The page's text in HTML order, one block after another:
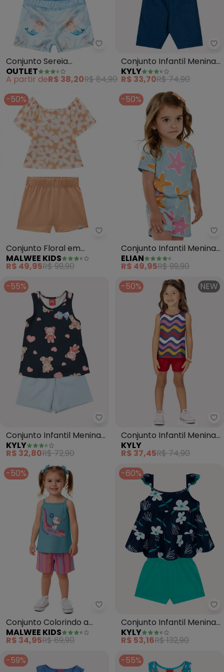
Outlet - Conjunto Sereia
Conjunto Sereia
Superfofa Menina (Azul)
OUTLET
A partir deR$ 38,20R$ 84,90
Conjunto Infantil Menina
Estampa (Azul)
KYLY
R$ 33,70R$ 74,90
-50%
Malwee Kids - Conjunto Floral
Conjunto Floral em
Cotton (Laranja)
MALWEE KIDS
R$ 49,95R$ 99,90
-50%
Conjunto Infantil Menina
Estrela-Do-Mar (Azul)
ELIAN
R$ 49,95R$ 99,90
-55%
Kyly - Conjunto Infantil Menina
Conjunto Infantil Menina
Ursinho (Azul Marinho)
KYLY
R$ 32,80R$ 72,90
-50% NEW
Conjunto Infantil Menina
Ondas (Azul)
KYLY
R$ 37,45R$ 74,90
-50%
Malwee Kids - Conjunto
Conjunto Colorindo a
Cidade (Azul)
MALWEE KIDS
R$ 34,95R$ 69,90
-60%
Conjunto Infantil Menina
Flores (Azul Marinho)
KYLY
R$ 53,16R$ 132,90
-59%
-55%